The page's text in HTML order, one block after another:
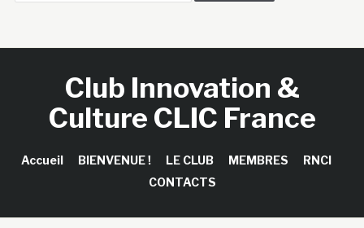
Club Innovation &
Culture CLIC France
Accueil BIENVENUE ! LE CLUB MEMBRES
RNCI
CONTACTS